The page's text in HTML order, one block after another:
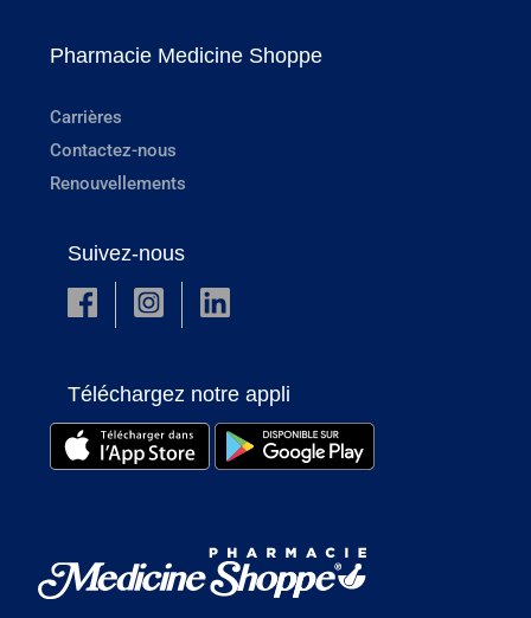
Pharmacie Medicine Shoppe
Carrières
Contactez-nous
Renouvellements
Suivez-nous
Téléchargez notre appli